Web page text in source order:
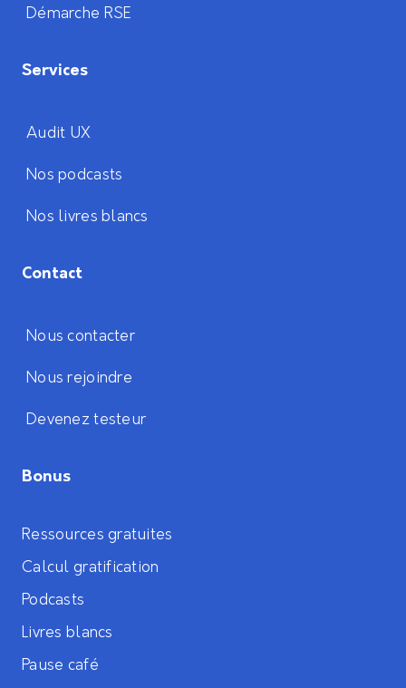
Démarche RSE
Services
Audit UX
Nos podcasts
Nos livres blancs
Contact
Nous contacter
Nous rejoindre
Devenez testeur
Bonus
Ressources gratuites
Calcul gratification
Podcasts
Livres blancs
Pause café